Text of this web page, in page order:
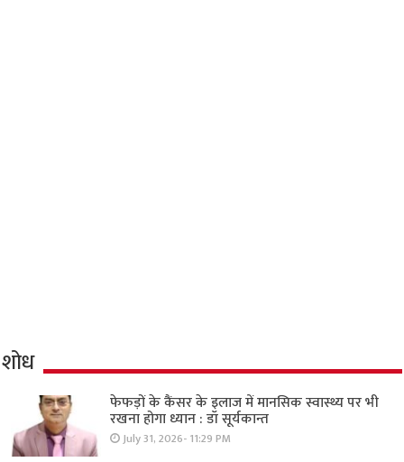
शोध
फेफड़ों के कैंसर के इलाज में मानसिक स्वास्थ्य पर भी
रखना होगा ध्यान : डॉ सूर्यकान्त
July 31, 2026- 11:29 PM